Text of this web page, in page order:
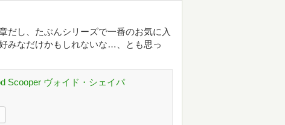
だし、たぶんシリーズで一番のお気に入
みなだけかもしれないな…、とも思っ
Scooper ヴォイド・シェイパ